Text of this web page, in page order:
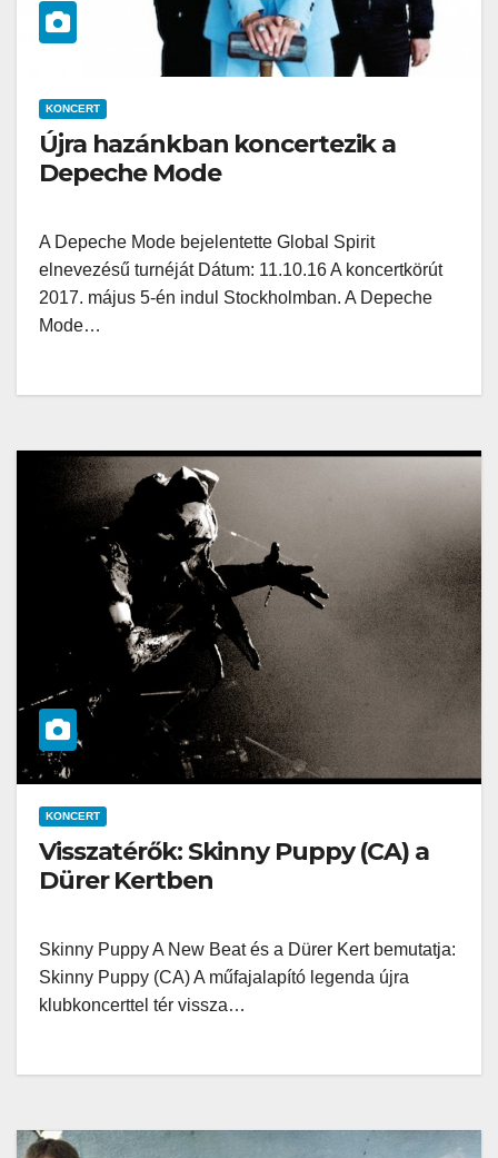
KONCERT
Újra hazánkban koncertezik a
Depeche Mode
A Depeche Mode bejelentette Global Spirit
elnevezésű turnéját Dátum: 11.10.16 A koncertkörút
2017. május 5-én indul Stockholmban. A Depeche
Mode…
KONCERT
Visszatérők: Skinny Puppy (CA) a
Dürer Kertben
Skinny Puppy A New Beat és a Dürer Kert bemutatja:
Skinny Puppy (CA) A műfajalapító legenda újra
klubkoncerttel tér vissza…